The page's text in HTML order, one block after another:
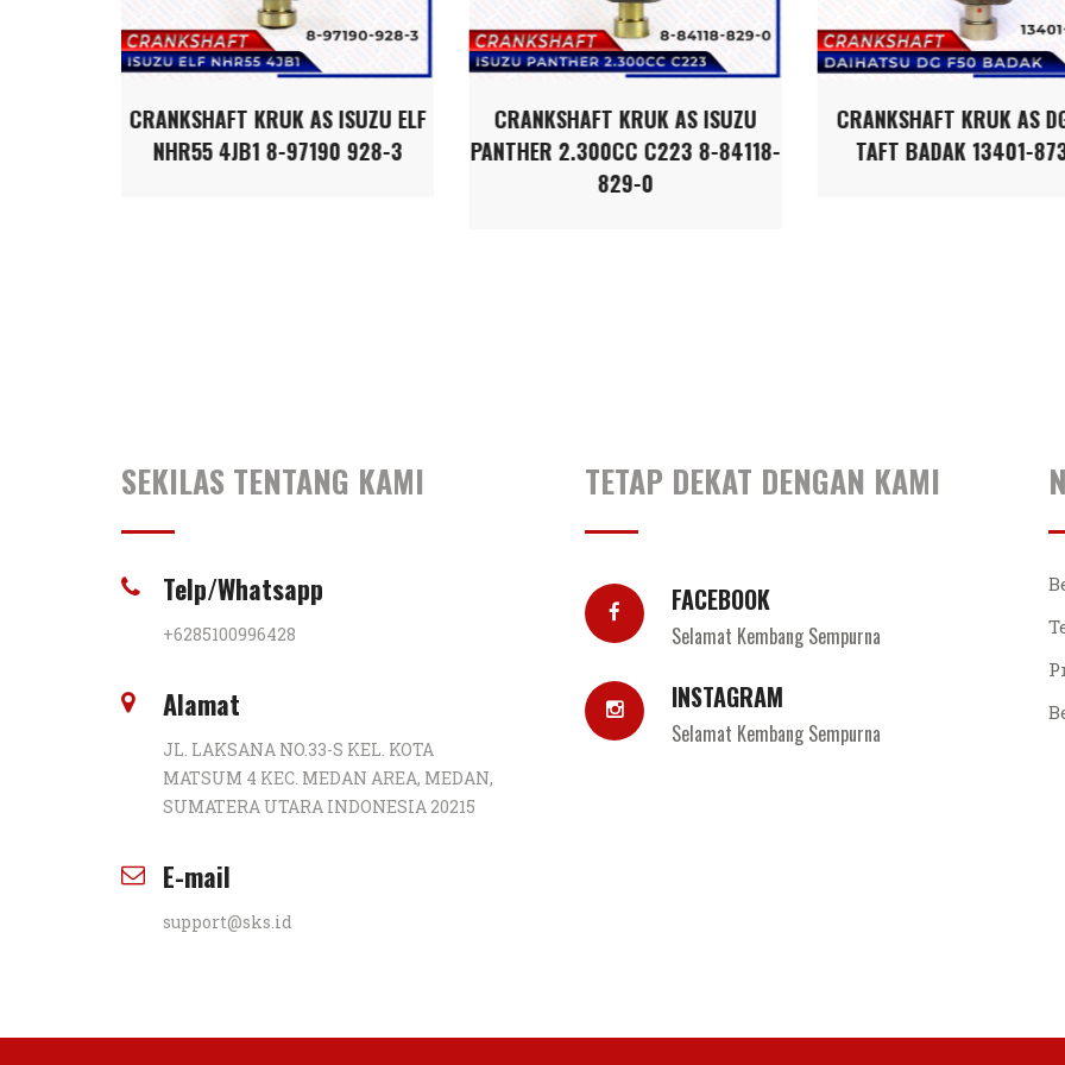
CRANKSHAFT KRUK AS ISUZU ELF
NHR55 4JB1 8-97190 928-3
CRANKSHAFT KRUK AS ISUZU
PANTHER 2.300CC C223 8-84118-
829-0
CRANKSHAFT KRUK AS
TAFT BADAK 13401-
SEKILAS TENTANG KAMI
Telp/Whatsapp
+6285100996428
Alamat
JL. LAKSANA NO.33-S KEL. KOTA
MATSUM 4 KEC. MEDAN AREA, MEDAN,
SUMATERA UTARA INDONESIA 20215
E-mail
support@sks.id
TETAP DEKAT DENGAN KAMI
FACEBOOK
Selamat Kembang Sempurna
INSTAGRAM
Selamat Kembang Sempurna